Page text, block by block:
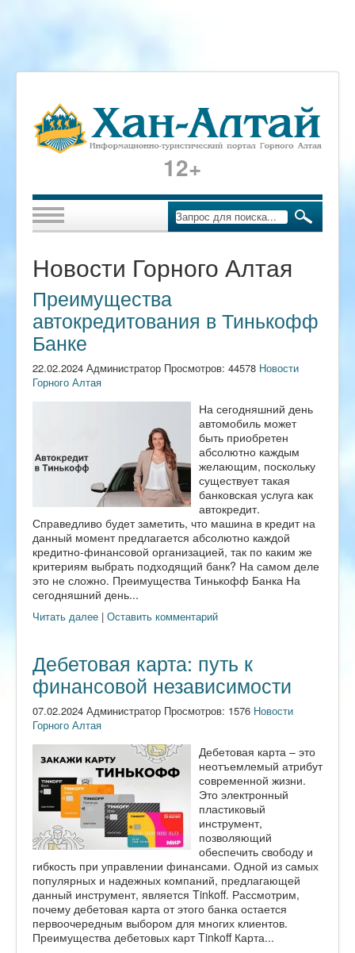
12+
Новости Горного Алтая
Преимущества
автокредитования в Тинькофф
Банке
22.02.2024 Администратор Просмотров: 44578 Новости
Горного Алтая
На сегодняшний день
автомобиль может
быть приобретен
абсолютно каждым
желающим, поскольку
существует такая
банковская услуга как
автокредит.
Справедливо будет заметить, что машина в кредит на
данный момент предлагается абсолютно каждой
кредитно-финансовой организацией, так по каким же
критериям выбрать подходящий банк? На самом деле
это не сложно. Преимущества Тинькофф Банка На
сегодняшний день...
Читать далее | Оставить комментарий
Дебетовая карта: путь к
финансовой независимости
07.02.2024 Администратор Просмотров: 1576 Новости
Горного Алтая
Дебетовая карта – это
неотъемлемый атрибут
современной жизни.
Это электронный
пластиковый
инструмент,
позволяющий
обеспечить свободу и
гибкость при управлении финансами. Одной из самых
популярных и надежных компаний, предлагающей
данный инструмент, является Tinkoff. Рассмотрим,
почему дебетовая карта от этого банка остается
первоочередным выбором для многих клиентов.
Преимущества дебетовых карт Tinkoff Карта...